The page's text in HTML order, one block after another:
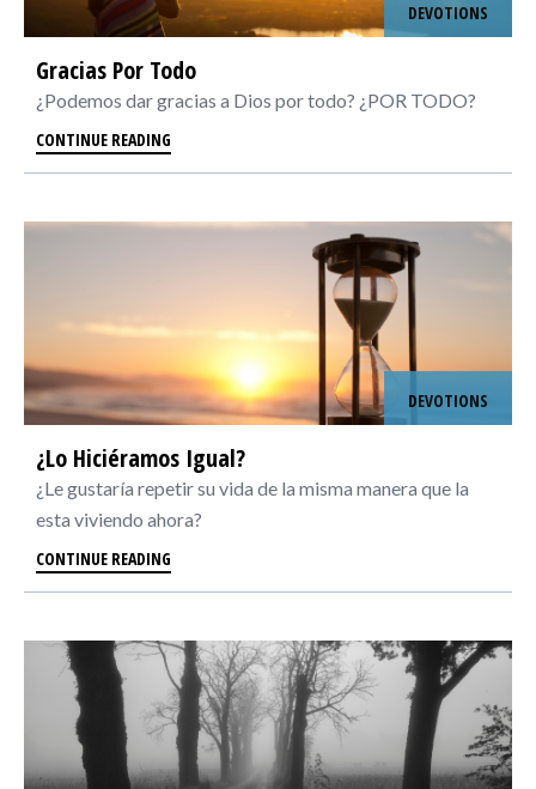
DEVOTIONS
Gracias Por Todo
¿Podemos dar gracias a Dios por todo? ¿POR TODO?
CONTINUE READING
DEVOTIONS
¿Lo Hiciéramos Igual?
¿Le gustaría repetir su vida de la misma manera que la
esta viviendo ahora?
CONTINUE READING